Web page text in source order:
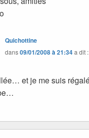
Quichottine
dans09/01/2008 à 21:34a dit :
et je me suis